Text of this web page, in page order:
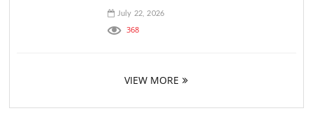
July 22, 2026
368
VIEW MORE